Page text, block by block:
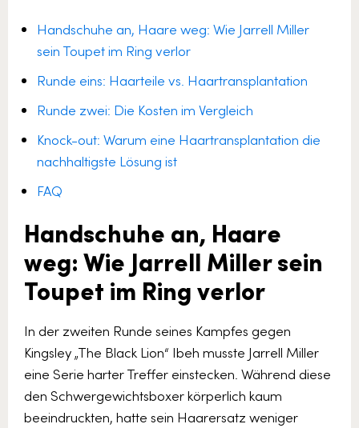
Handschuhe an, Haare weg: Wie Jarrell Miller
sein Toupet im Ring verlor
Runde eins: Haarteile vs. Haartransplantation
Runde zwei: Die Kosten im Vergleich
Knock-out: Warum eine Haartransplantation die
nachhaltigste Lösung ist
FAQ
Handschuhe an, Haare
weg: Wie Jarrell Miller sein
Toupet im Ring verlor
In der zweiten Runde seines Kampfes gegen
Kingsley „The Black Lion“ Ibeh musste Jarrell Miller
eine Serie harter Treffer einstecken. Während diese
den Schwergewichtsboxer körperlich kaum
beeindruckten, hatte sein Haarersatz weniger